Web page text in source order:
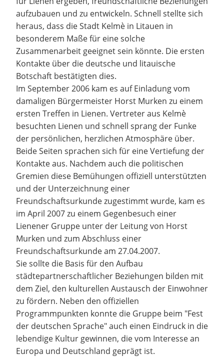
aufzubauen und zu entwickeln. Schnell stellte sich
heraus, dass die Stadt Kelmè in Litauen in
besonderem Maße für eine solche
Zusammenarbeit geeignet sein könnte. Die ersten
Kontakte über die deutsche und litauische
Botschaft bestätigten dies.
Im September 2006 kam es auf Einladung vom
damaligen Bürgermeister Horst Murken zu einem
ersten Treffen in Lienen. Vertreter aus Kelmè
besuchten Lienen und schnell sprang der Funke
der persönlichen, herzlichen Atmosphäre über.
Beide Seiten sprachen sich für eine Vertiefung der
Kontakte aus. Nachdem auch die politischen
Gremien diese Bemühungen offiziell unterstützten
und der Unterzeichnung einer
Freundschaftsurkunde zugestimmt wurde, kam es
im April 2007 zu einem Gegenbesuch einer
Lienener Gruppe unter der Leitung von Horst
Murken und zum Abschluss einer
Freundschaftsurkunde am 27.04.2007.
Sie sollte die Basis für den Aufbau
städtepartnerschaftlicher Beziehungen bilden mit
dem Ziel, den kulturellen Austausch der Einwohner
zu fördern. Neben den offiziellen
Programmpunkten konnte die Gruppe beim "Fest
der deutschen Sprache" auch einen Eindruck in die
lebendige Kultur gewinnen, die vom Interesse an
Europa und Deutschland geprägt ist.